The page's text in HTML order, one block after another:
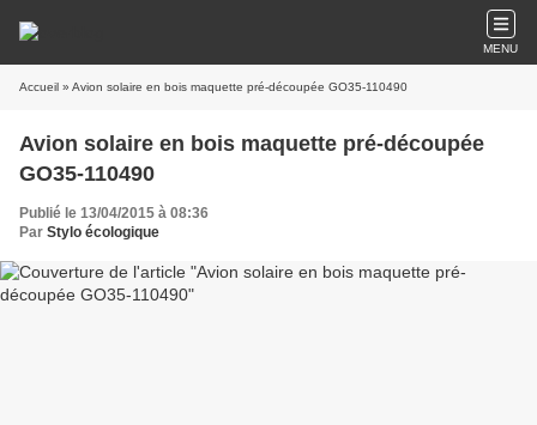
MENU
Accueil » Avion solaire en bois maquette pré-découpée GO35-110490
Avion solaire en bois maquette pré-découpée
GO35-110490
Publié le 13/04/2015 à 08:36
Par Stylo écologique